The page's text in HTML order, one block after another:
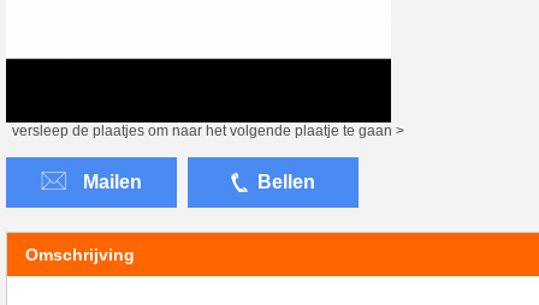
versleep de plaatjes om naar het volgende plaatje te gaan >
Mailen Bellen
Omschrijving